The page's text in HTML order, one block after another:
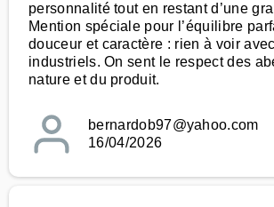
personnalité tout en restant d’une
Mention spéciale pour l’équilibre
douceur et caractère : rien à voir
industriels. On sent le respect des
nature et du produit.
bernardob97@yahoo.com
16/04/2026